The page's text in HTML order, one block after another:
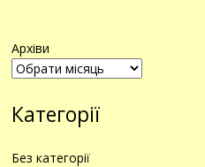
Архіви
Категорії
Без категорії